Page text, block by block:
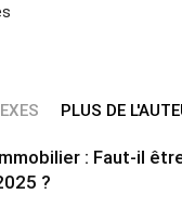
PLUS DE
: Faut-il
?